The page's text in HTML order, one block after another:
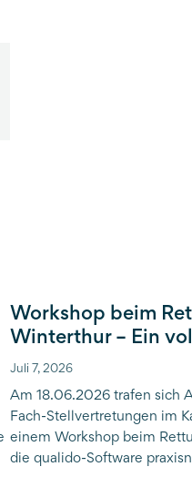
Workshop beim
Winterthur – Ein
Juli 7, 2026
Am 18.06.2026 trafen sich
Fach-Stellvertretungen im
einem Workshop beim
die qualido-Software